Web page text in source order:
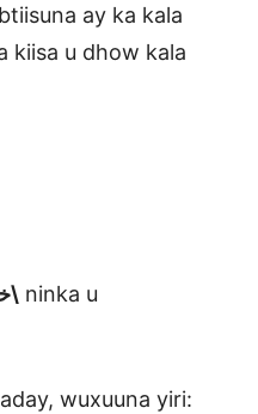
ay ka kala
kiisa u dhow kala
خزاعة\ ninka u
wuxuuna yiri: